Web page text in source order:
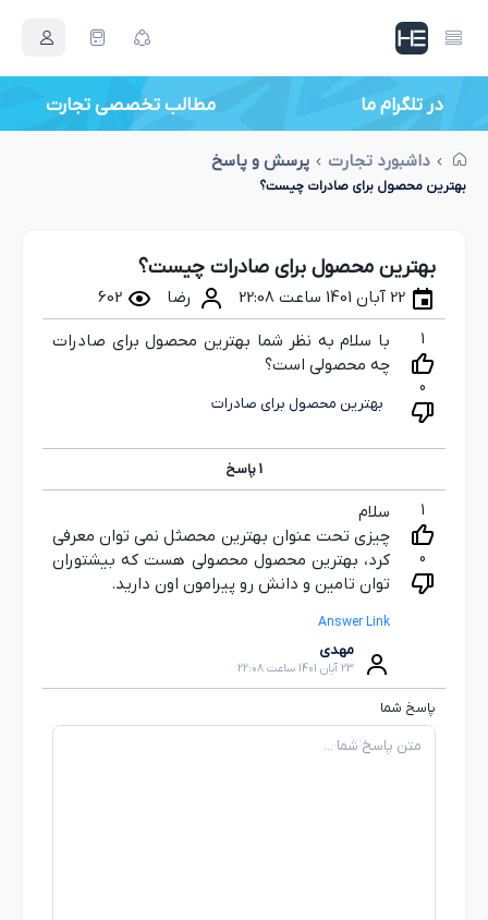
در تلگرام ما
داشبورد تجارت پرسش و پاسخ
بهترین محصول برای صادرات چیست؟
بهترین محصول برای صادرات چیست؟
22 آبان 1401 ساعت 22:08 رضا 602
1
0
با سلام به نظر شما بهترین محصول برای صادرات
چه محصولی است؟
بهترین محصول برای صادرات
1پاسخ
1
0
سلام
چیزی تحت عنوان بهترین محصثل نمی توان معرفی
کرد، بهترین محصول محصولی هست که بیشتوران
توان تامین و دانش رو پیرامون اون دارید.
Answer Link
مهدی
23 آبان 1401 ساعت 22:08
پاسخ شما